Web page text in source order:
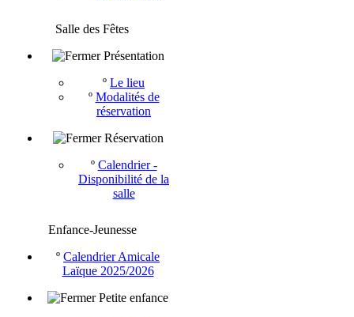
Salle des Fêtes
Présentation
º Le lieu
º Modalités de
réservation
Réservation
º Calendrier -
Disponibilité de la
salle
Enfance-Jeunesse
º Calendrier Amicale
Laïque 2025/2026
Petite enfance